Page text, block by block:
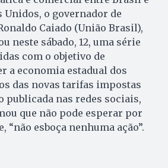
Unidos, o governador de
Caiado (União Brasil),
neste sábado, 12, uma série
com o objetivo de
a economia estadual dos
das novas tarifas impostas
publicada nas redes sociais,
que não pode esperar por
“não esboça nenhuma ação”.